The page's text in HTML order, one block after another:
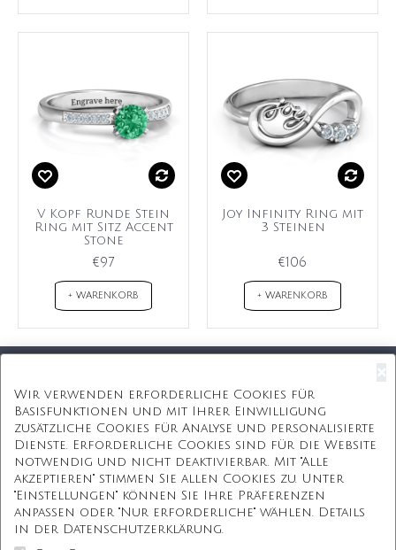
V Kopf Runde Stein
Ring mit Sitz Accent
Stone
€97
+ WARENKORB
Joy Infinity Ring mit
3 Steinen
€106
+ WARENKORB
Kostenlose Geschenkbox
Kostenlose Gravur
Unbegrenzte Redesign
ÜBER UNS
Wir verwenden erforderliche Cookies für
Basisfunktionen und mit Ihrer Einwilligung
zusätzliche Cookies für Analyse und personalisierte
Dienste. Erforderliche Cookies sind für die Website
notwendig und nicht deaktivierbar. Mit "Alle
akzeptieren" stimmen Sie allen Cookies zu. Unter
"Einstellungen" können Sie Ihre Präferenzen
anpassen oder "Nur erforderliche" wählen. Details
in der Datenschutzerklärung.